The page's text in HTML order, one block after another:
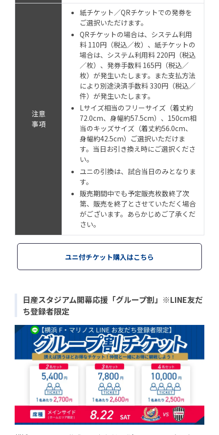
注意
事項
紙チケット／QRチケットでの発券を
ご選択いただけます。
QRチケットの場合は、システム利用
料 110円（税込／枚）、紙チケットの
場合は、システム利用料 220円（税込
／枚）、発券手数料 165円（税込／
枚）が発生いたします。また支払方法
により別途決済手数料 330円（税込／
件）が発生いたします。
Lサイズ相当のフリーサイズ（着丈約
72.0cm、身幅約57.5cm）、150cm相
当のキッズサイズ（着丈約56.0cm、
身幅約42.5cm）ご選択いただけま
す。当日お引き換え時にご選択くださ
い。
ユニの引換は、試合当日のみとなりま
す。
販売期間中でも予定販売枚数終了次
第、販売を終了とさせていただく場合
がございます。あらかじめご了承くだ
さい。
ユニ付チケット購入はこちら
日産スタジアム開幕応援「グループ割」※LINE友だ
ち登録者限定